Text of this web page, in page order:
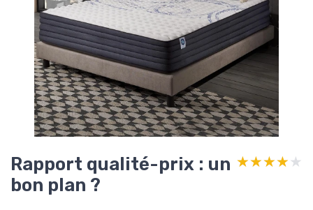
Rapport qualité-prix : un
bon plan ?
★★★★★
★★★★★